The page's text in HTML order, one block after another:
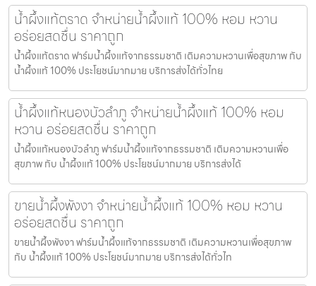
น้ำผึ้งแท้ตราด จำหน่ายน้ำผึ้งแท้ 100% หอม หวาน
อร่อยสดชื่น ราคาถูก
น้ำผึ้งแท้ตราด ฟาร์มน้ำผึ้งแท้จากธรรมชาติ เติมความหวานเพื่อสุขภาพ กับ
น้ำผึ้งแท้ 100% ประโยชน์มากมาย บริการส่งได้ทั่วไทย
น้ำผึ้งแท้หนองบัวลำภู จำหน่ายน้ำผึ้งแท้ 100% หอม
หวาน อร่อยสดชื่น ราคาถูก
น้ำผึ้งแท้หนองบัวลำภู ฟาร์มน้ำผึ้งแท้จากธรรมชาติ เติมความหวานเพื่อ
สุขภาพ กับ น้ำผึ้งแท้ 100% ประโยชน์มากมาย บริการส่งได้
ขายน้ำผึ้งพังงา จำหน่ายน้ำผึ้งแท้ 100% หอม หวาน
อร่อยสดชื่น ราคาถูก
ขายน้ำผึ้งพังงา ฟาร์มน้ำผึ้งแท้จากธรรมชาติ เติมความหวานเพื่อสุขภาพ
กับ น้ำผึ้งแท้ 100% ประโยชน์มากมาย บริการส่งได้ทั่วไท